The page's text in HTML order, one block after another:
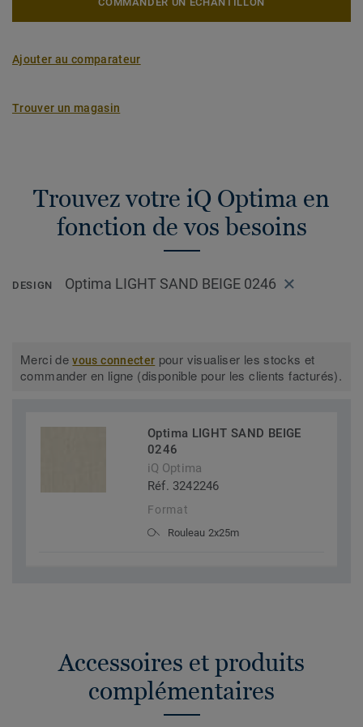
Ajouter au comparateur
Trouver un magasin
Trouvez votre iQ Optima en
fonction de vos besoins
DESIGN Optima LIGHT SAND BEIGE 0246
Merci devous connecter pour visualiser les stocks et
commander en ligne (disponible pour les clients facturés).
Optima LIGHT SAND BEIGE
0246
iQ Optima
Réf. 3242246
Format
Rouleau 2x25m
Accessoires et produits
complémentaires